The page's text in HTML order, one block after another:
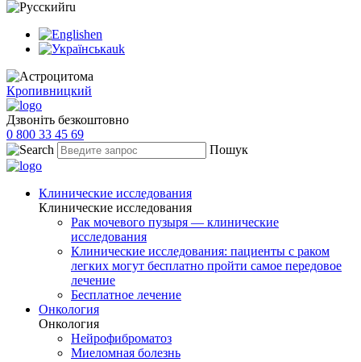
ru
en
uk
Кропивницкий
Дзвоніть безкоштовно
0 800 33 45 69
Пошук
Клинические исследования
Клинические исследования
Рак мочевого пузыря — клинические
исследования
Клинические исследования: пациенты с раком
легких могут бесплатно пройти самое передовое
лечение
Бесплатное лечение
Онкология
Онкология
Нейрофиброматоз
Миеломная болезнь